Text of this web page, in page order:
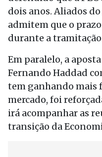
dois anos. Aliados
admitem que o
durante a
Em paralelo, a
Fernando Haddad
tem ganhando mais
mercado, foi
irá acompanhar as
transição da